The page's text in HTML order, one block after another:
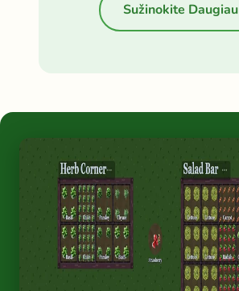
Sužinokite Daugiau